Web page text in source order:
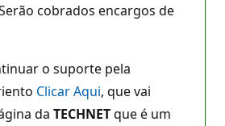
cobrados encargos de
o suporte pela
Clicar Aqui, que vai
da TECHNETque é um